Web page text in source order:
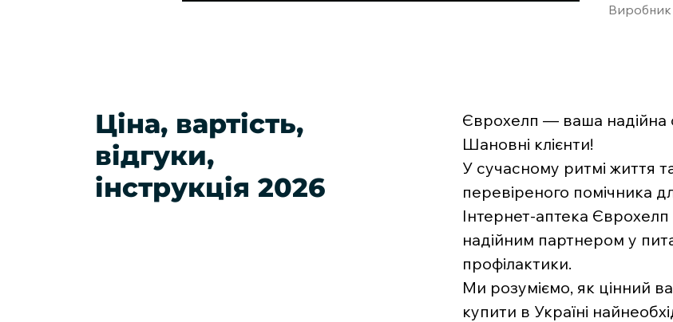
Виробник
Ціна, вартість,
відгуки,
інструкція 2026
Єврохелп — ваша надійна
Шановні клієнти!
У сучасному ритмі життя
перевіреного помічника
Інтернет-аптека
надійним партнером у
профілактики.
Ми розуміємо, як цінний
купити в Україні